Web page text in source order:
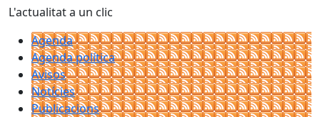
L'actualitat a un clic
Agenda
Agenda política
Avisos
Notícies
Publicacions